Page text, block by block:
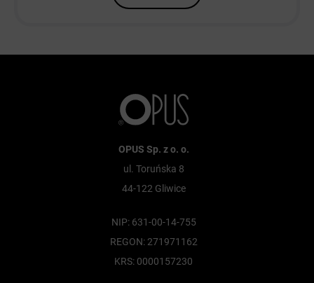
OPUS Sp. z o. o.
ul. Toruńska 8
44-122 Gliwice
NIP: 631-00-14-755
REGON: 271971162
KRS: 0000157230